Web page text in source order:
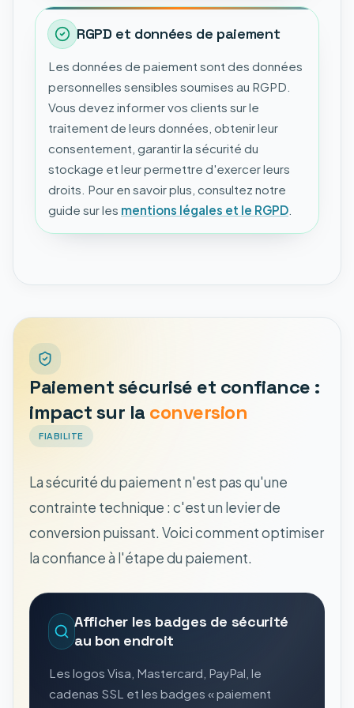
RGPD et données de paiement
Les données de paiement sont des données
personnelles sensibles soumises au RGPD.
Vous devez informer vos clients sur le
traitement de leurs données, obtenir leur
consentement, garantir la sécurité du
stockage et leur permettre d'exercer leurs
droits. Pour en savoir plus, consultez notre
guide sur les mentions légales et le RGPD
Paiement sécurisé et confiance :
impact sur la conversion
FIABILITE
La sécurité du paiement n'est pas qu'une
contrainte technique : c'est un levier de
conversion puissant. Voici comment optimiser
la confiance à l'étape du paiement.
Afficher les badges de sécurité
au bon endroit
Les logos Visa, Mastercard, PayPal, le
cadenas SSL et les badges « paiement